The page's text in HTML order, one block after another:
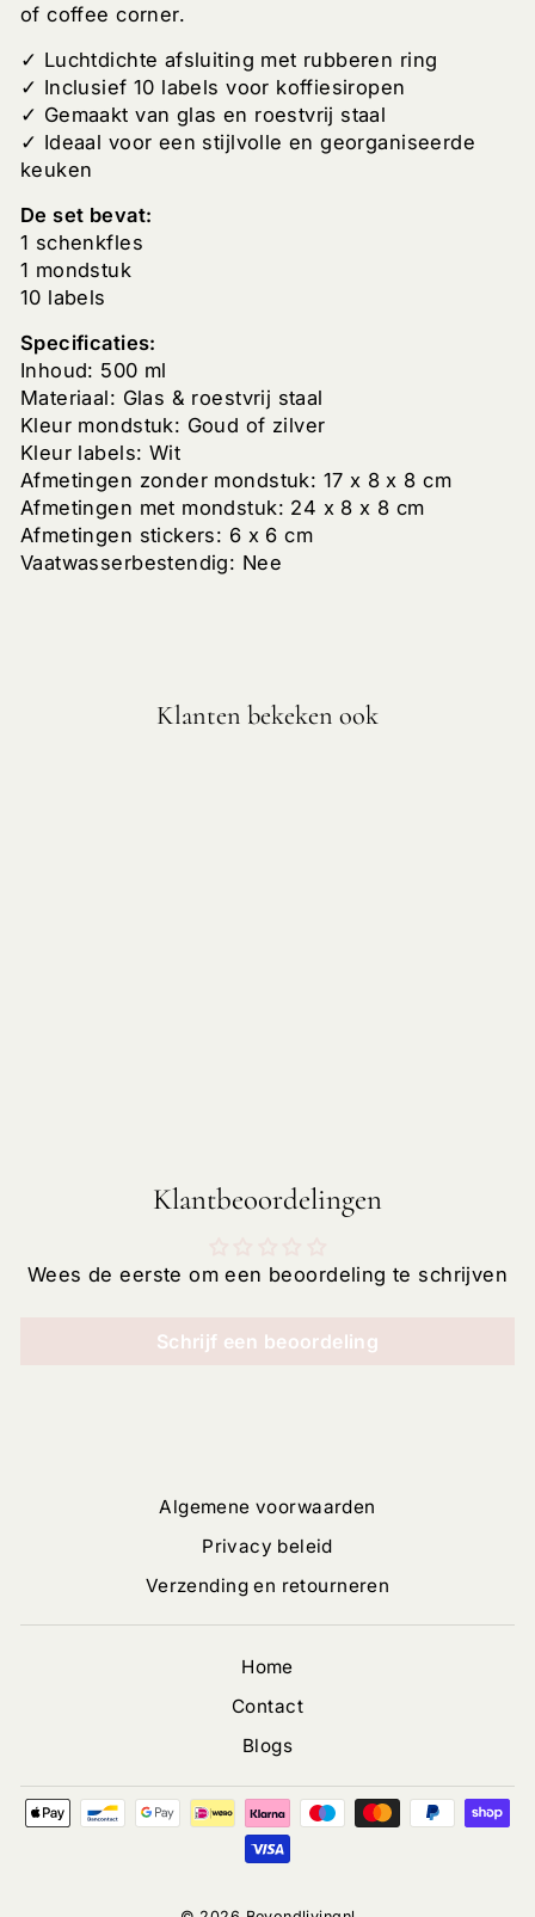
of coffee corner.
✓ Luchtdichte afsluiting met rubberen ring
✓ Inclusief 10 labels voor koffiesiropen
✓ Gemaakt van glas en roestvrij staal
✓ Ideaal voor een stijlvolle en georganiseerde
keuken
De set bevat:
1 schenkfles
1 mondstuk
10 labels
Specificaties:
Inhoud: 500 ml
Materiaal: Glas & roestvrij staal
Kleur mondstuk: Goud of zilver
Kleur labels: Wit
Afmetingen zonder mondstuk: 17 x 8 x 8 cm
Afmetingen met mondstuk: 24 x 8 x 8 cm
Afmetingen stickers: 6 x 6 cm
Vaatwasserbestendig: Nee
Klanten bekeken ook
Klantbeoordelingen
Wees de eerste om een beoordeling te schrijven
Schrijf een beoordeling
Algemene voorwaarden
Privacy beleid
Verzending en retourneren
Home
Contact
Blogs